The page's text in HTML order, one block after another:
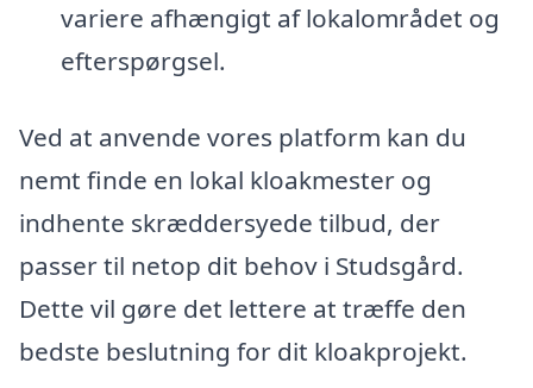
variere afhængigt af lokalområdet og
efterspørgsel.
Ved at anvende vores platform kan du
nemt finde en lokal kloakmester og
indhente skræddersyede tilbud, der
passer til netop dit behov i Studsgård.
Dette vil gøre det lettere at træffe den
bedste beslutning for dit kloakprojekt.